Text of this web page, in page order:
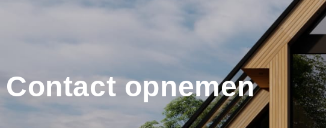
Contact opnemen